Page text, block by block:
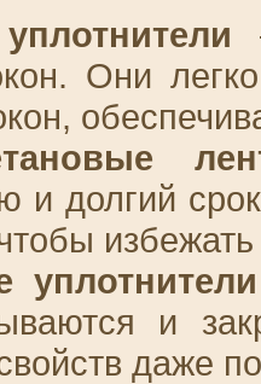
Они
и долгий
уплотнители
и
даже